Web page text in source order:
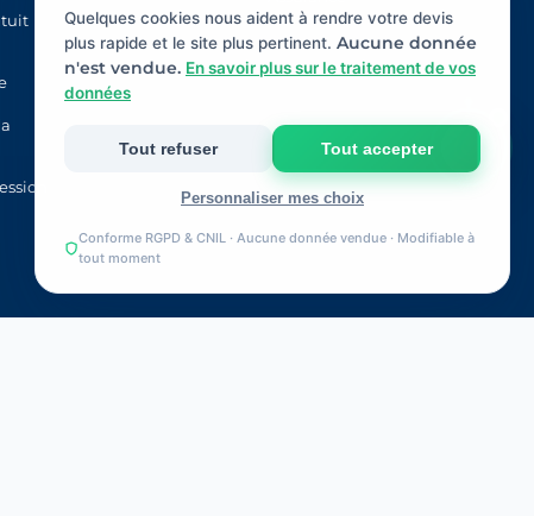
Quelques cookies nous aident à rendre votre devis
plus rapide et le site plus pertinent. Aucune donnée
n'est vendue. En savoir plus sur le traitement de vos
données
Tout refuser Tout accepter
Personnaliser mes choix
Strictement nécessaires
Conforme RGPD & CNIL · Aucune donnée vendue · Modifiable à
tout moment